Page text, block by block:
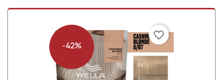
-42%
favorite_border